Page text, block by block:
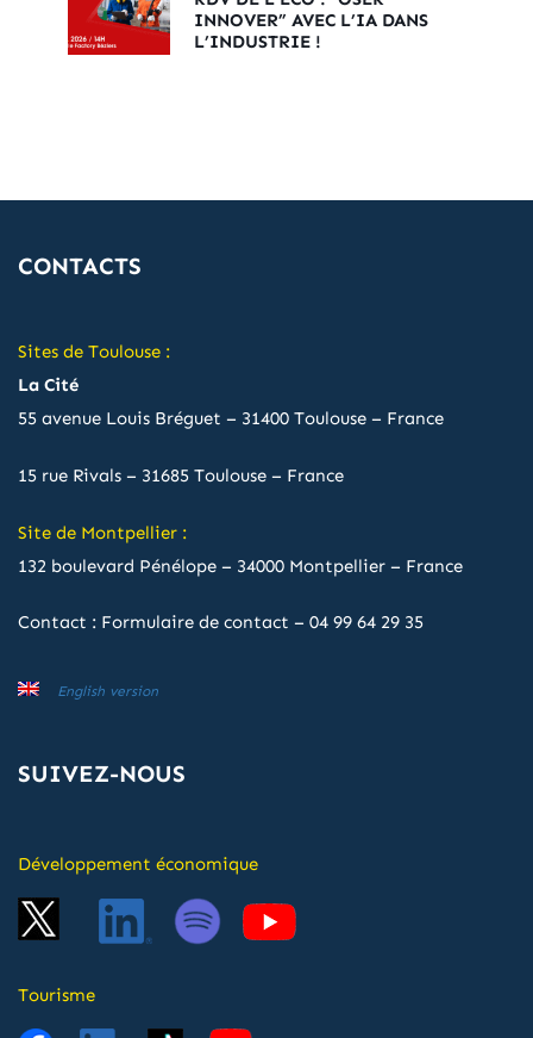
INNOVER” AVEC L’IA DANS
L’INDUSTRIE !
CONTACTS
Sites de Toulouse :
La Cité
55 avenue Louis Bréguet – 31400 Toulouse – France
15 rue Rivals – 31685 Toulouse – France
Site de Montpellier :
132 boulevard Pénélope – 34000 Montpellier – France
Contact : Formulaire de contact – 04 99 64 29 35
English version
SUIVEZ-NOUS
Développement économique
Tourisme